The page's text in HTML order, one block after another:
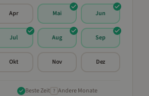
Apr Mai Jun
Jul Aug Sep
Okt Nov Dez
Beste Zeit ? Andere Monate